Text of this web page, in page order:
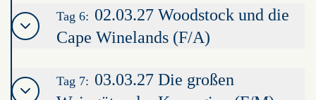
Tag 6: 02.03.27 Woodstock und die
Cape Winelands (F/A)
Tag 7: 03.03.27 Die großen